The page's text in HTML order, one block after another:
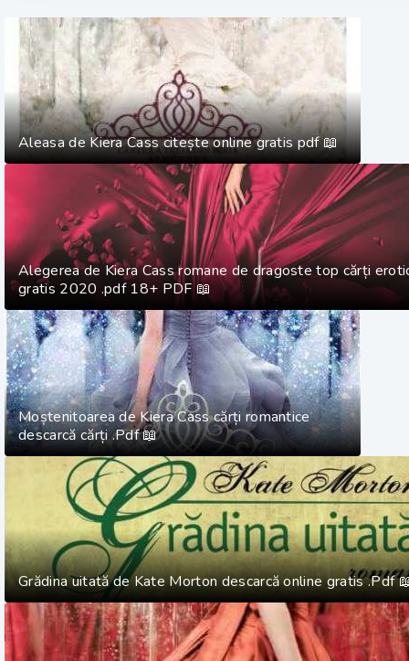
Aleasa de Kiera Cass citește online gratis pdf 📖
Alegerea de Kiera Cass romane de dragoste top cărți
gratis 2020 .pdf 18+ PDF 📖
Moștenitoarea de Kiera Cass cărți romantice
descarcă cărți .Pdf 📖
Grădina uitată de Kate Morton descarcă online gratis .Pdf